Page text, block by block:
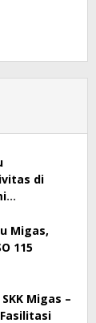
di
Migas,
115
Migas –